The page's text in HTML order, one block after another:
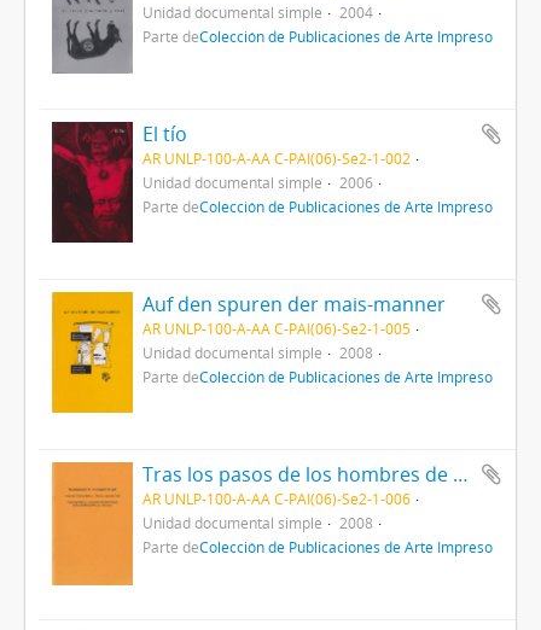
Unidad documental simple
2004
Parte deColección de Publicaciones de Arte Impreso
El tío
AR UNLP-100-A-AA C-PAI(06)-Se2-1-002
Unidad documental simple
2006
Parte deColección de Publicaciones de Arte Impreso
Auf den spuren der mais-manner
AR UNLP-100-A-AA C-PAI(06)-Se2-1-005
Unidad documental simple
2008
Parte deColección de Publicaciones de Arte Impreso
Tras los pasos de los hombres de maíz
AR UNLP-100-A-AA C-PAI(06)-Se2-1-006
Unidad documental simple
2008
Parte deColección de Publicaciones de Arte Impreso